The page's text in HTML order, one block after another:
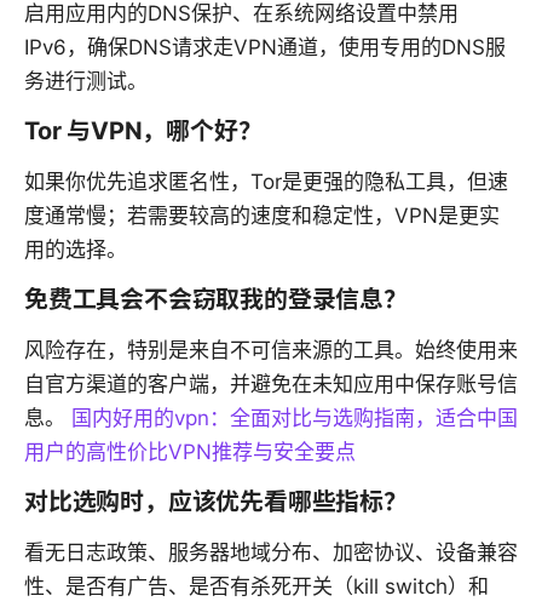
启用应用内的DNS保护、在系统网络设置中禁用
IPv6，确保DNS请求走VPN通道，使用专用的DNS服
务进行测试。
Tor 与VPN，哪个好？
如果你优先追求匿名性，Tor是更强的隐私工具，但速
度通常慢；若需要较高的速度和稳定性，VPN是更实
用的选择。
免费工具会不会窃取我的登录信息？
风险存在，特别是来自不可信来源的工具。始终使用来
自官方渠道的客户端，并避免在未知应用中保存账号信
息。
国内好用的vpn：全面对比与选购指南，适合中国
用户的高性价比VPN推荐与安全要点
对比选购时，应该优先看哪些指标？
看无日志政策、服务器地域分布、加密协议、设备兼容
性、是否有广告、是否有杀死开关（kill switch）和